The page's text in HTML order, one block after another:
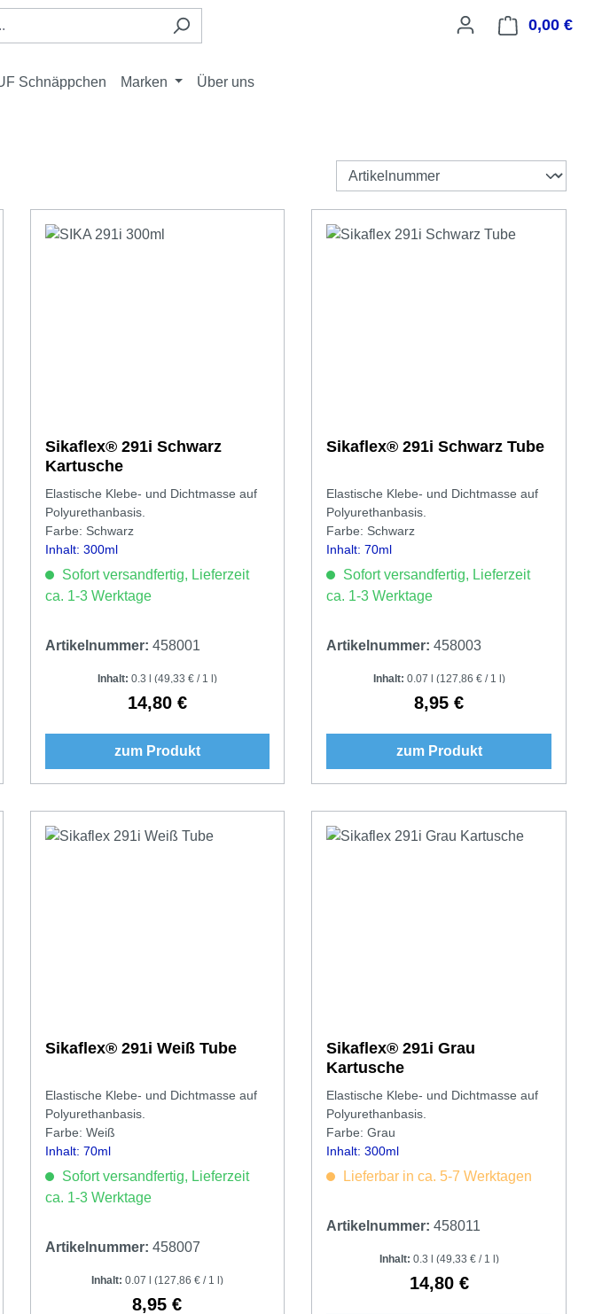
0,00 €
Schnäppchen Marken Über uns
Sikaflex® 291i Schwarz
Kartusche
Elastische Klebe- und Dichtmasse auf
Polyurethanbasis.
Farbe: Schwarz
Inhalt: 300ml
Sofort versandfertig, Lieferzeit
ca. 1-3 Werktage
Artikelnummer: 458001
Inhalt: 0.3 l (49,33 € / 1 l)
Regulärer Preis:
14,80 €
zum Produkt
Sikaflex® 291i Schwarz Tube
Elastische Klebe- und Dichtmasse auf
Polyurethanbasis.
Farbe: Schwarz
Inhalt: 70ml
Sofort versandfertig, Lieferzeit
ca. 1-3 Werktage
Artikelnummer:458003
Inhalt: 0.07 l (127,86 € / 1 l)
Regulärer Preis:
8,95 €
zum Produkt
Sikaflex® 291i Weiß Tube
Elastische Klebe- und Dichtmasse auf
Polyurethanbasis.
Farbe: Weiß
Inhalt: 70ml
Sofort versandfertig, Lieferzeit
ca. 1-3 Werktage
Artikelnummer: 458007
Inhalt: 0.07 l (127,86 € / 1 l)
Regulärer Preis:
8,95 €
Sikaflex® 291i Grau
Kartusche
Elastische Klebe- und Dichtmasse auf
Polyurethanbasis.
Farbe: Grau
Inhalt: 300ml
Lieferbar in ca. 5-7 Werktagen
Artikelnummer:458011
Inhalt: 0.3 l (49,33 € / 1 l)
Regulärer Preis:
14,80 €